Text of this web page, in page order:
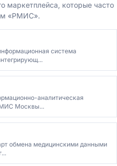
маркетплейса, которые часто
«РМИС».
система
аналитическая
МИС Москвы...
обмена медицинскими данными